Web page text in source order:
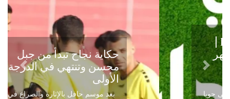
حكاية نجاح تبدأ من جبل
محسن وتنتهي في الدرجة
الأولى
بعد موسم حافل بالإثارة والصراع في دوري
Previous
Next